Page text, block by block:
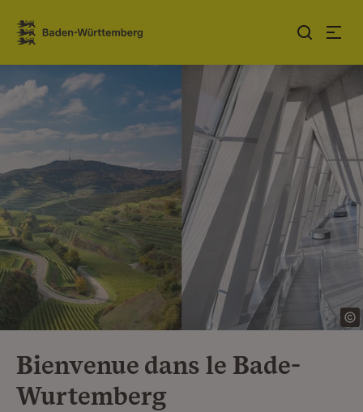
Sauter au contenu
Link zur Startseite
Bienvenue dans le Bade-
Wurtemberg